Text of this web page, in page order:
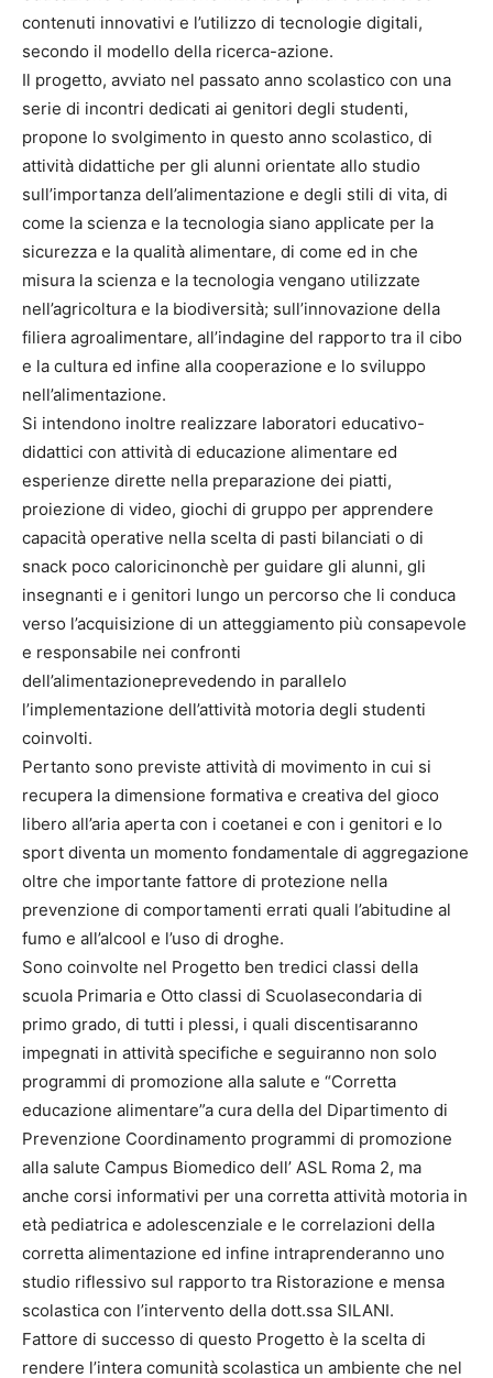
contenuti innovativi e l’utilizzo di tecnologie digitali,
secondo il modello della ricerca-azione.
Il progetto, avviato nel passato anno scolastico con una
serie di incontri dedicati ai genitori degli studenti,
propone lo svolgimento in questo anno scolastico, di
attività didattiche per gli alunni orientate allo studio
sull’importanza dell’alimentazione e degli stili di vita, di
come la scienza e la tecnologia siano applicate per la
sicurezza e la qualità alimentare, di come ed in che
misura la scienza e la tecnologia vengano utilizzate
nell’agricoltura e la biodiversità; sull’innovazione della
filiera agroalimentare, all’indagine del rapporto tra il cibo
e la cultura ed infine alla cooperazione e lo sviluppo
nell’alimentazione.
Si intendono inoltre realizzare laboratori educativo-
didattici con attività di educazione alimentare ed
esperienze dirette nella preparazione dei piatti,
proiezione di video, giochi di gruppo per apprendere
capacità operative nella scelta di pasti bilanciati o di
snack poco caloricinonchè per guidare gli alunni, gli
insegnanti e i genitori lungo un percorso che li conduca
verso l’acquisizione di un atteggiamento più consapevole
e responsabile nei confronti
dell’alimentazioneprevedendo in parallelo
l’implementazione dell’attività motoria degli studenti
coinvolti.
Pertanto sono previste attività di movimento in cui si
recupera la dimensione formativa e creativa del gioco
libero all’aria aperta con i coetanei e con i genitori e lo
sport diventa un momento fondamentale di aggregazione
oltre che importante fattore di protezione nella
prevenzione di comportamenti errati quali l’abitudine al
fumo e all’alcool e l’uso di droghe.
Sono coinvolte nel Progetto ben tredici classi della
scuola Primaria e Otto classi di Scuolasecondaria di
primo grado, di tutti i plessi, i quali discentisaranno
impegnati in attività specifiche e seguiranno non solo
programmi di promozione alla salute e “Corretta
educazione alimentare”a cura della del Dipartimento di
Prevenzione Coordinamento programmi di promozione
alla salute Campus Biomedico dell’ ASL Roma 2, ma
anche corsi informativi per una corretta attività motoria in
età pediatrica e adolescenziale e le correlazioni della
corretta alimentazione ed infine intraprenderanno uno
studio riflessivo sul rapporto tra Ristorazione e mensa
scolastica con l’intervento della dott.ssa SILANI.
Fattore di successo di questo Progetto è la scelta di
rendere l’intera comunità scolastica un ambiente che nel